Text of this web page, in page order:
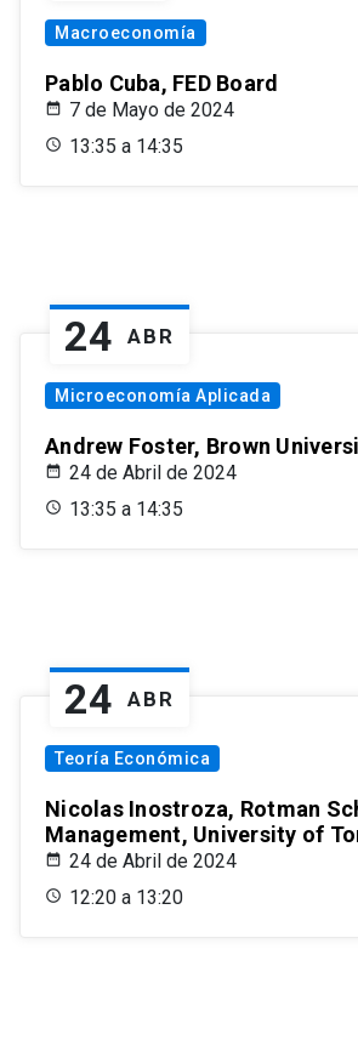
Macroeconomía
Pablo Cuba, FED Board
7 de Mayo de 2024
13:35 a 14:35
24 ABR
Microeconomía Aplicada
Andrew Foster, Brown
24 de Abril de 2024
13:35 a 14:35
24 ABR
Teoría Económica
Nicolas Inostroza, Rotman
Management, University of
24 de Abril de 2024
12:20 a 13:20